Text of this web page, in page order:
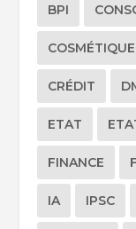
BPI
COSMÉTIQUE
CRÉDIT
ETAT
FINANCE
IA IPSC